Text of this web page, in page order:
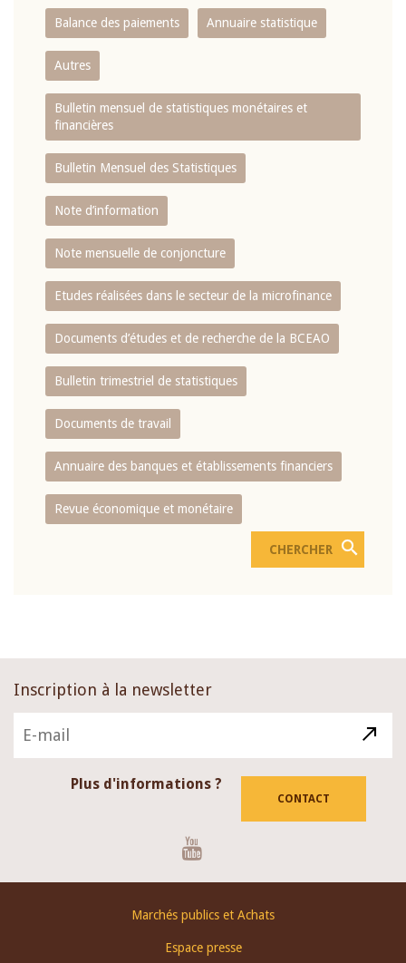
Balance des paiements Annuaire statistique
Autres
Bulletin mensuel de statistiques monétaires et
financières
Bulletin Mensuel des Statistiques
Note d’information
Note mensuelle de conjoncture
Etudes réalisées dans le secteur de la microfinance
Documents d’études et de recherche de la BCEAO
Bulletin trimestriel de statistiques
Documents de travail
Annuaire des banques et établissements financiers
Revue économique et monétaire
Inscription à la newsletter
Plus d'informations ?
CONTACT
Marchés publics et Achats
Espace presse